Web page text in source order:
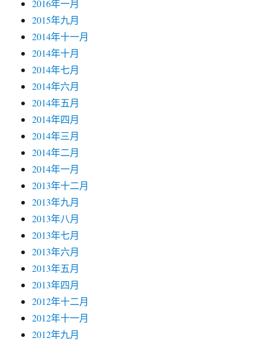
2016年一月
2015年九月
2014年十一月
2014年十月
2014年七月
2014年六月
2014年五月
2014年四月
2014年三月
2014年二月
2014年一月
2013年十二月
2013年九月
2013年八月
2013年七月
2013年六月
2013年五月
2013年四月
2012年十二月
2012年十一月
2012年九月